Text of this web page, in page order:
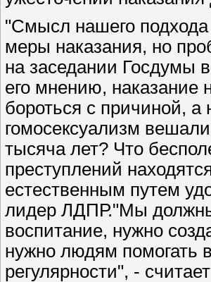
"Смысл нашего
меры наказания, но
на заседании Госдумы
его мнению, наказание
бороться с причиной,
гомосексуализм
тысяча лет? Что
преступлений
естественным путем
лидер ЛДПР."Мы
воспитание, нужно
нужно людям помогать
регулярности", -